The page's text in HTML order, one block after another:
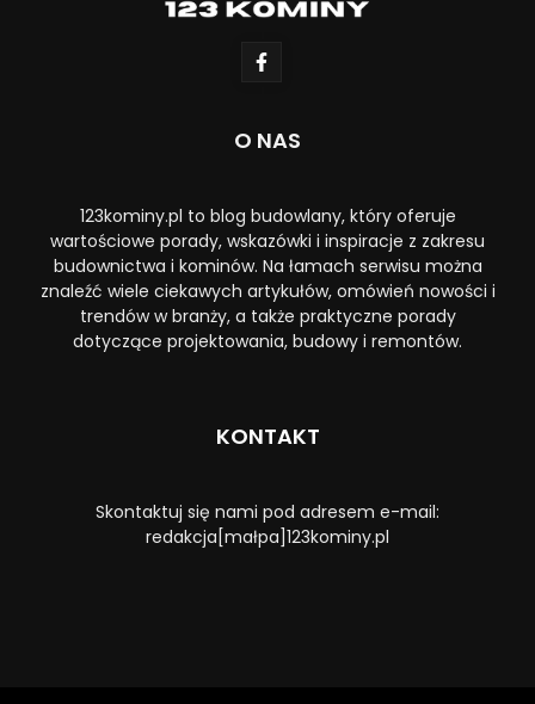
O NAS
123kominy.pl to blog budowlany, który oferuje
wartościowe porady, wskazówki i inspiracje z zakresu
budownictwa i kominów. Na łamach serwisu można
znaleźć wiele ciekawych artykułów, omówień nowości i
trendów w branży, a także praktyczne porady
dotyczące projektowania, budowy i remontów.
KONTAKT
Skontaktuj się nami pod adresem e-mail:
redakcja[małpa]123kominy.pl